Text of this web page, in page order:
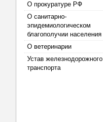
О прокуратуре РФ
О санитарно-
эпидемиологическом
благополучии населения
О ветеринарии
Устав железнодорожного
транспорта